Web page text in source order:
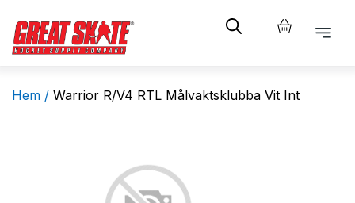
Hem / Warrior R/V4 RTL Målvaktsklubba Vit Int